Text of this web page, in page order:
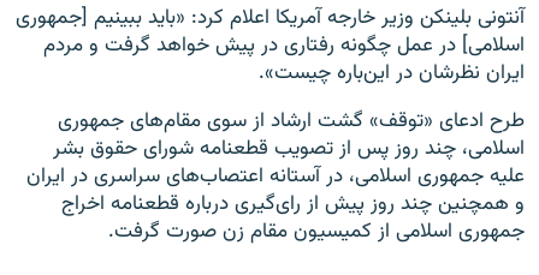
آنتونی بلینکن وزیر خارجه آمریکا اعلام کرد: «باید ببینیم [جمهوری
اسلامی] در عمل چگونه رفتاری در پیش خواهد گرفت و مردم
ایران نظرشان در این‌باره چیست».
طرح ادعای «توقف» گشت ارشاد از سوی مقام‌های جمهوری
اسلامی، چند روز پس از تصویب قطعنامه شورای حقوق بشر
علیه جمهوری اسلامی، در آستانه اعتصاب‌های سراسری در ایران
و همچنین چند روز پیش از رای‌گیری درباره قطعنامه اخراج
جمهوری اسلامی از کمیسیون مقام زن صورت گرفت.